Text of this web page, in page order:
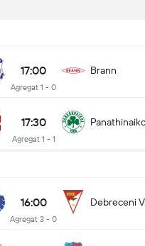
17:00
Agregat 1 - 0
Brann
17:30
Agregat 1 - 1
16:00
Agregat 3 - 0
Debreceni